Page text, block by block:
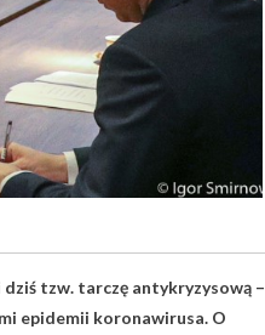
tzw. tarczę antykryzysową –
epidemii koronawirusa. O